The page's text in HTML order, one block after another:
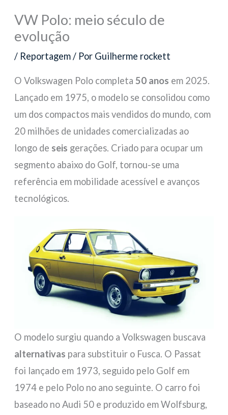
VW Polo: meio século de
evolução
/ Reportagem/ Por Guilherme rockett
O Volkswagen Polo completa50 anos em 2025.
Lançado em 1975, o modelo se consolidou como
um dos compactos mais vendidos do mundo, com
20 milhões de unidades comercializadas ao
longo de seis gerações. Criado para ocupar um
segmento abaixo do Golf, tornou-se uma
referência em mobilidade acessível e avanços
tecnológicos.
O modelo surgiu quando a Volkswagen buscava
alternativas para substituir o Fusca. O Passat
foi lançado em 1973, seguido pelo Golf em
1974 e pelo Polo no ano seguinte. O carro foi
baseado no Audi 50 e produzido em Wolfsburg,